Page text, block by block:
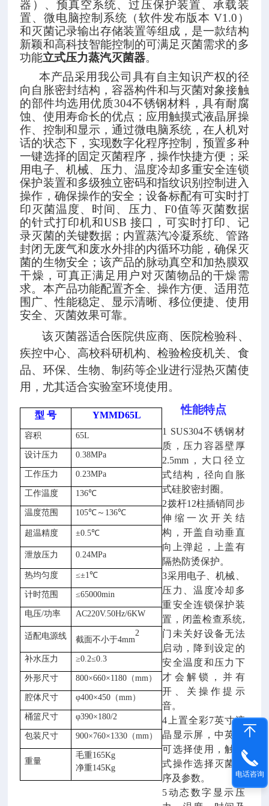
器）、预真空系统、过压保护装置、承载装
置、微电脑控制系统（软件发布版本 V1.0）
和灭菌记录输出存储装置等组成，是一款结构
新颖和高科技智能控制的可满足灭菌需求的多
功能立式压力蒸汽灭菌器。
本产品采用我公司具有自主知识产权的径
向自胀密封结构，容器构件和与灭菌对象接触
的部件均选用优质304不锈钢材料，具有耐腐
蚀、使用寿命长的优点；应用触摸式液晶屏操
作、控制和显示，通过微电脑系统，在人机对
话的状态下，实现数字化程序控制，预置多种
一键选择的固定灭菌程序，操作快捷方便 ；采
用电子、机械、压力、温度冷却多重安全连锁
保护装置和多级独立密码和指纹识别控制进入
操作，确保操作的安全；设备标配有可实时打
印灭菌温度、时间、压力、 F0值等灭菌数据
的针式打印机和USB 接口，可实时打印、记
录灭菌的关键数据；内置蒸汽冷凝系统、管路
封闭无废气和废水外排的内循环功能，确保灭
菌的生物安全；该产品的脉动真空和加热膜双
干燥，可真正满足用户对灭菌物品的干燥需
求。 本产品功能配置齐全、操作方便、适用范
围广、性能稳定、显示清晰、移位便捷、使用
安全、灭菌效果可靠。
该灭菌器适合医院供应商、医院检验科、
疾控中心、高校科研机构、检验检疫机关、食
品、环保、生物、制药等企业进行湿热灭菌使
用，尤其适合实验室环境使用。
型 号 YMMD65L
容积 65L
设计压力 0.38MPa
工作压力 0.23MPa
工作温度 136℃
温度范围 105℃～136℃
超温精度 ±0.5℃
泄放压力 0.24MPa
热均匀度 ≤±1℃
计时范围 ≤65000min
电压/功率 AC220V.50Hz/6KW
适配电源线 截面不小于4mm
2
补水压力 ≥0.2≤0.3
外形尺寸 800×660×1180（mm）
腔体尺寸 φ400×450 （mm）
桶篮尺寸 φ390×180/2
包装尺寸 900×760×1330（mm）
重量
毛重165Kg
净重145Kg
性能特点
1 SUS304不锈钢材
质，压力容器壁厚
2.5mm，大口径立
式结构， 径向自胀
式硅胶密封圈 。
2拨杆12柱插销同步
伸缩一次开关结
构，开盖自动垂直
向上弹起，上盖有
隔热防烫保护。
3采用电子、机械、
压力、温度冷却多
重安全连锁保护装
置， 闭盖检查系统,
门未关好设备无法
启动， 降到 设定的
安全温度和压力下
才会解锁
，并有
开、关操作提示
音。
4上置全彩7英寸液
晶显示屏，中英文
可选择使用，触摸
式操作选择灭菌程
序及参数。
5动态数字显示压
电话咨询